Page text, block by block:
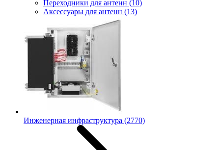
Переходники для антенн (10)
Аксессуары для антенн (13)
Инженерная инфраструктура (2770)